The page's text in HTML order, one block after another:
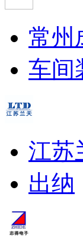
常州
车间
江苏
出纳